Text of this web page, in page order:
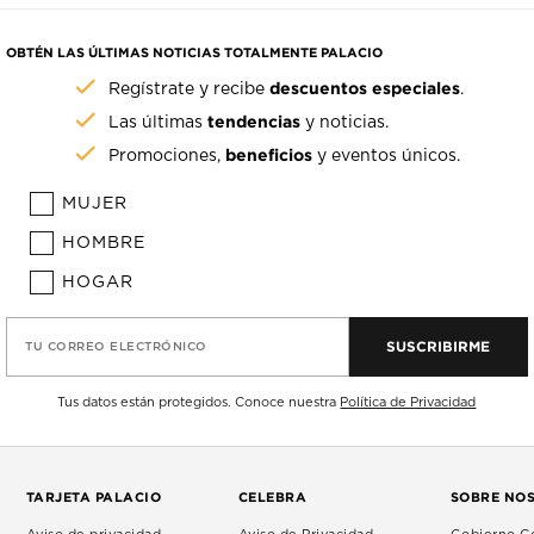
OBTÉN LAS ÚLTIMAS NOTICIAS TOTALMENTE PALACIO
Regístrate y recibedescuentos especiales.
Las últimastendencias y noticias.
Promociones, beneficios y eventos únicos.
MUJER
HOMBRE
HOGAR
TU CORREO ELECTRÓNICO SUSCRIBIRME
Tus datos están protegidos. Conoce nuestra Política de Privacidad
TARJETA PALACIO CELEBRA SOBRE